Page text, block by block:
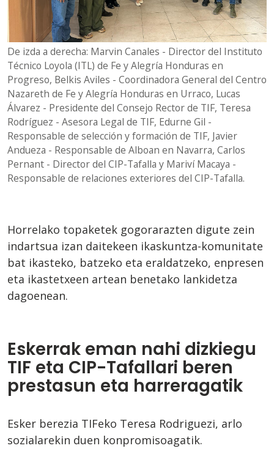
De izda a derecha: Marvin Canales - Director del Instituto
Técnico Loyola (ITL) de Fe y Alegría Honduras en
Progreso, Belkis Aviles - Coordinadora General del Centro
Nazareth de Fe y Alegría Honduras en Urraco, Lucas
Álvarez - Presidente del Consejo Rector de TIF, Teresa
Rodríguez - Asesora Legal de TIF, Edurne Gil -
Responsable de selección y formación de TIF, Javier
Andueza - Responsable de Alboan en Navarra, Carlos
Pernant - Director del CIP-Tafalla y Mariví Macaya -
Responsable de relaciones exteriores del CIP-Tafalla.
Horrelako topaketek gogorarazten digute zein
indartsua izan daitekeen ikaskuntza-komunitate
bat ikasteko, batzeko eta eraldatzeko, enpresen
eta ikastetxeen artean benetako lankidetza
dagoenean.
Eskerrak eman nahi dizkiegu
TIF eta CIP-Tafallari beren
prestasun eta harreragatik
Esker berezia TIFeko Teresa Rodriguezi, arlo
sozialarekin duen konpromisoagatik.